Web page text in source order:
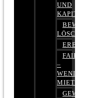
UND
LÖSCHEN
–
WENIGER
MIETE